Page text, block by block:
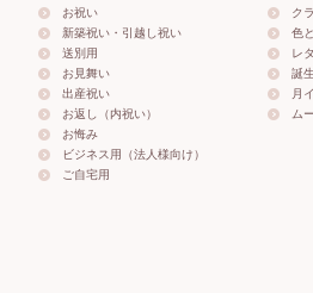
お祝い
新築祝い・引越し祝い
送別用
お見舞い
出産祝い
お返し（内祝い）
お悔み
ビジネス用（法人様向け）
ご自宅用
ク
色
レ
誕
月
ム